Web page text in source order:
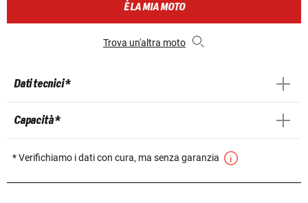
È LA MIA MOTO
Trova un'altra moto
Dati tecnici *
Capacità *
* Verifichiamo i dati con cura, ma senza garanzia